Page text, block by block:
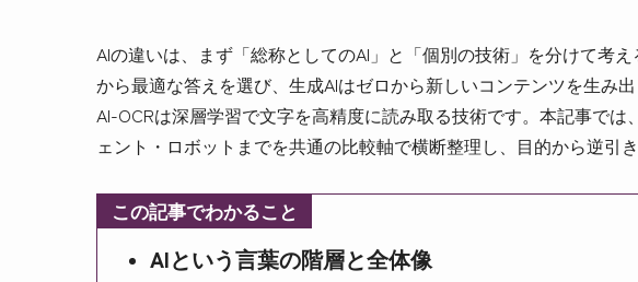
AIの違いは、まず「総称としてのAI」と「個別の技術」を分けて考
から最適な答えを選び、生成AIはゼロから新しいコンテンツを生み
AI-OCRは深層学習で文字を高精度に読み取る技術です。本記事では
ェント・ロボットまでを共通の比較軸で横断整理し、目的から逆引
この記事でわかること
AIという言葉の階層と全体像